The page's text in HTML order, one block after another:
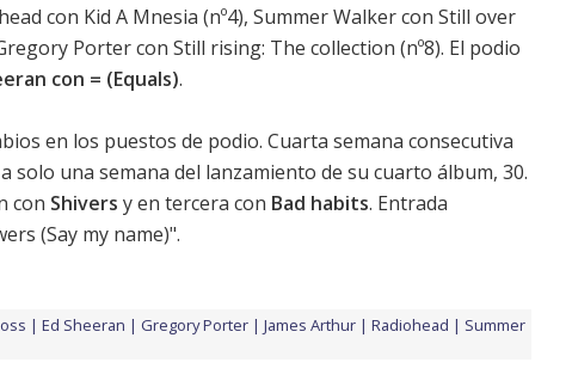
con Kid A Mnesia (nº4), Summer Walker con Still over
Porter con Still rising: The collection (nº8). El podio
con = (Equals).
en los puestos de podio. Cuarta semana consecutiva
solo una semana del lanzamiento de su cuarto álbum, 30.
con Shivers y en tercera con Bad habits. Entrada
(Say my name)".
Ed Sheeran Gregory Porter James Arthur Radiohead
Summer